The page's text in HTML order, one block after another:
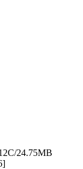
24.75MB